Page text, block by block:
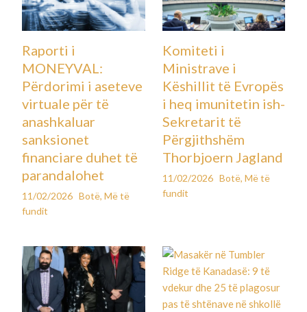
Raporti i
MONEYVAL:
Përdorimi i aseteve
virtuale për të
anashkaluar
sanksionet
financiare duhet të
parandalohet
11/02/2026 Botë,Më të
fundit
Komiteti i
Ministrave i
Këshillit të Evropës
i heq imunitetin ish-
Sekretarit të
Përgjithshëm
Thorbjoern Jagland
11/02/2026 Botë, Më të
fundit